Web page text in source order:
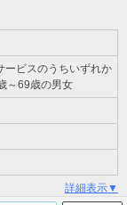
ービスのうちいずれか
～69歳の男女
詳細表示▼